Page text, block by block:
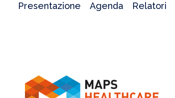
Presentazione Agenda Relatori